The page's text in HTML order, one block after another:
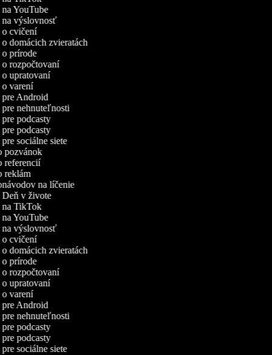
na YouTube
na výslovnosť
o cvičení
o domácich zvieratách
o prírode
o rozpočtovaní
o upratovaní
o varení
pre Android
pre nehnuteľnosti
pre podcasty
pre podcasty
sociálne siete
pozvánok
referencií
reklám
na líčenie
Deň v živote
na TikTok
na YouTube
na výslovnosť
o cvičení
o domácich zvieratách
o prírode
o rozpočtovaní
o upratovaní
o varení
pre Android
pre nehnuteľnosti
pre podcasty
pre podcasty
sociálne siete